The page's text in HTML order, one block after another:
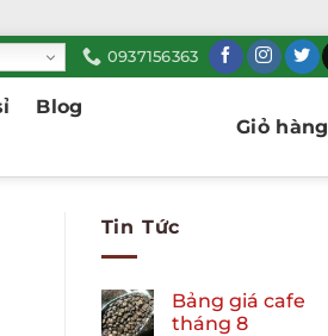
0937156363
Blog
Giỏ hàng
Tin Tức
Bảng giá cafe
tháng 8